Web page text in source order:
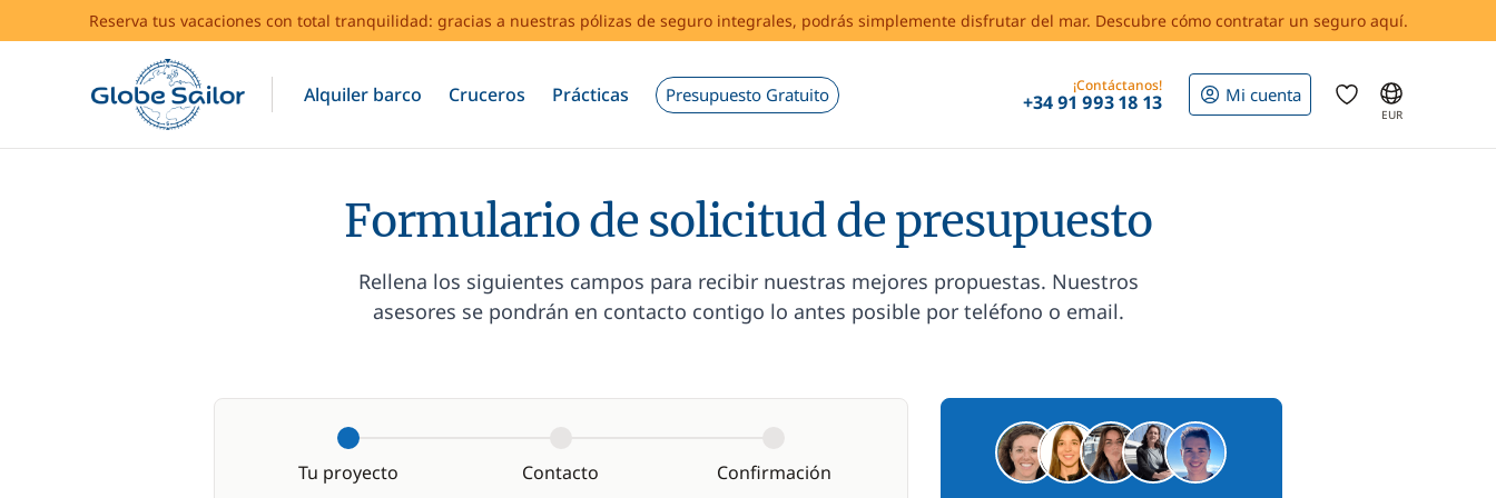
Reserva tus vacaciones con total tranquilidad: gracias a nuestras pólizas de seguro integrales, podrás simplemente disfrutar del mar. Descubre cómo contratar un seguro aquí.
Alquiler barco Cruceros Prácticas Presupuesto Gratuito ¡Contáctanos!
+34 91 993 18 13 Mi cuenta
EUR
Formulario de solicitud de presupuesto
Rellena los siguientes campos para recibir nuestras mejores propuestas. Nuestros
asesores se pondrán en contacto contigo lo antes posible por teléfono o email.
Tu proyecto Contacto Confirmación